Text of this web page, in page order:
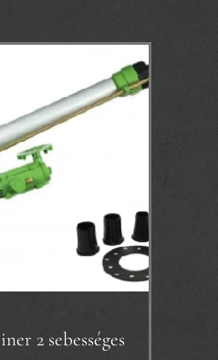
2 sebességes